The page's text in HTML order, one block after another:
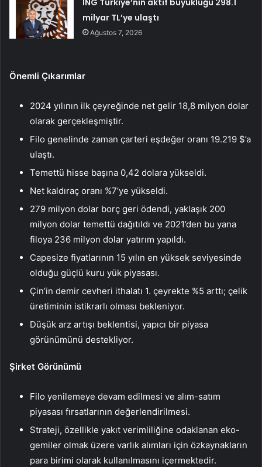
ING Türkiye’nin aktif büyüklüğü 298.1
milyar TL’ye ulaştı
Ağustos 7, 2026
Önemli Çıkarımlar
2024 yılının ilk çeyreğinde net gelir 18,8 milyon dolar
olarak gerçekleşmiştir.
Filo genelinde zaman çarteri eşdeğer oranı 19.219 $’a
ulaştı.
Temettü hisse başına 0,42 dolara yükseldi.
Net kaldıraç oranı %7’ye yükseldi.
279 milyon dolar borç geri ödendi, yaklaşık 200
milyon dolar temettü dağıtıldı ve 2021’den bu yana
filoya 236 milyon dolar yatırım yapıldı.
Capesize fiyatlarının 15 yılın en yüksek seviyesinde
olduğu güçlü kuru yük piyasası.
Çin’in demir cevheri ithalatı 1. çeyrekte %5 arttı; çelik
üretiminin istikrarlı olması bekleniyor.
Düşük arz artışı beklentisi, yapıcı bir piyasa
görünümünü destekliyor.
Şirket Görünümü
Filo yenilemeye devam edilmesi ve alım-satım
piyasası fırsatlarının değerlendirilmesi.
Strateji, özellikle yakıt verimliliğine odaklanan eko-
gemiler olmak üzere varlık alımları için özkaynakların
para birimi olarak kullanılmasını içermektedir.